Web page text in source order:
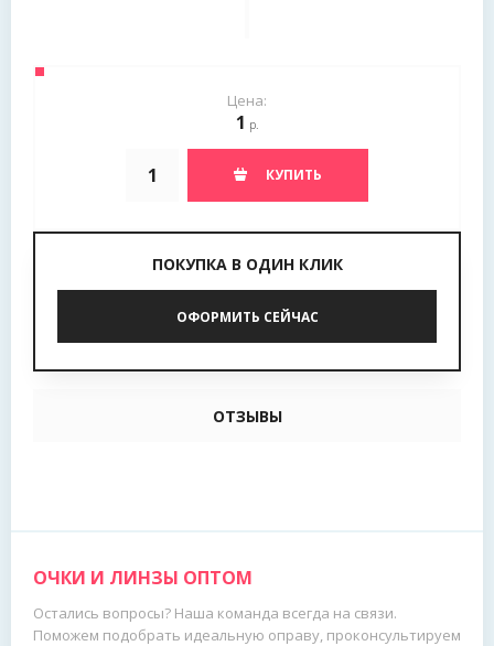
Цена:
1 р.
КУПИТЬ
ПОКУПКА В ОДИН КЛИК
ОФОРМИТЬ СЕЙЧАС
ОТЗЫВЫ
ОЧКИ И ЛИНЗЫ ОПТОМ
Остались вопросы? Наша команда всегда на связи.
Поможем подобрать идеальную оправу, проконсультируем